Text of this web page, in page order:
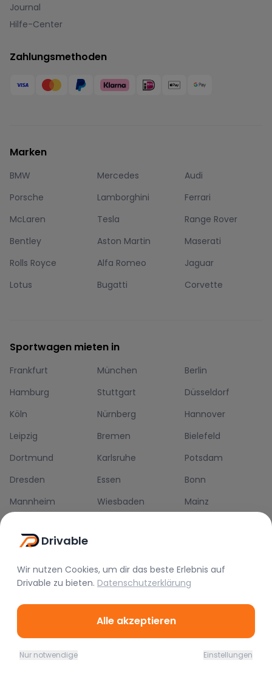
Journal
Hilfe-Center
Zahlungsmethoden
Marken
BMW Mercedes
Audi
Porsche
Lamborghini
Ferrari
McLaren
Tesla
Range Rover
Bentley
Aston Martin
Maserati
Rolls Royce
Alfa Romeo
Jaguar
Lotus
Bugatti Corvette
Sportwagen mieten in
Frankfurt München
Berlin
Hamburg
Stuttgart
Düsseldorf
Köln
Nürnberg
Hannover
Leipzig
Bremen
Bielefeld
Dortmund
Karlsruhe
Potsdam
Dresden
Essen
Bonn
Mannheim
Wiesbaden Mainz
Die Drivable App
Direkt-Chat
Schnellere Buchung
Drivable
Wir nutzen Cookies, um dir das beste Erlebnis auf
Drivable zu bieten. Datenschutzerklärung
Alle akzeptieren
Nur notwendige Einstellungen